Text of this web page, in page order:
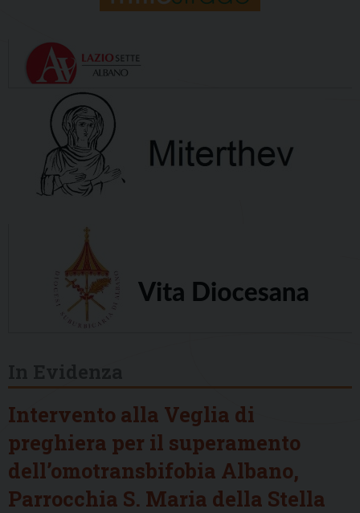
Intervento alla Veglia di
preghiera per il superamento
dell’omotransbifobia Albano,
Parrocchia S. Maria della Stella